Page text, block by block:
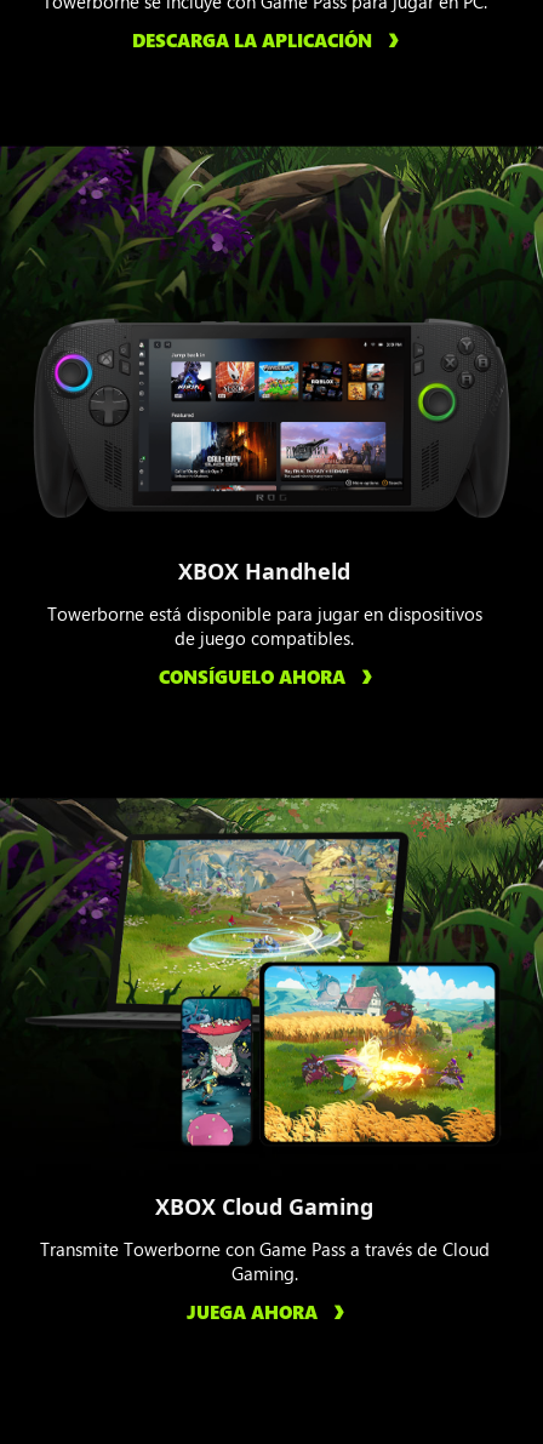
DESCARGA LA APLICACIÓN
XBOX Handheld
Towerborne está disponible para jugar en dispositivos
de juego compatibles.
CONSÍGUELO AHORA
XBOX Cloud Gaming
Transmite Towerborne con Game Pass a través de Cloud
Gaming.
JUEGA AHORA